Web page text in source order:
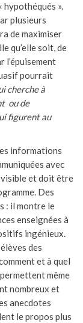
hypothéqués ».
plusieurs
de maximiser
qu’elle soit, de
l’épuisement
pourrait
cherche à
ou de
figurent au
informations
avec
visible et doit être
Des
: il montre le
enseignées à
ingénieux.
des
et à quel
même
nombreux et
anecdotes
le propos plus